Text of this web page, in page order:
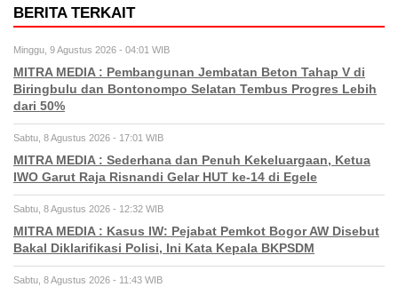
BERITA TERKAIT
Minggu, 9 Agustus 2026 - 04:01 WIB
MITRA MEDIA : Pembangunan Jembatan Beton Tahap V di
Biringbulu dan Bontonompo Selatan Tembus Progres Lebih
dari 50%
Sabtu, 8 Agustus 2026 - 17:01 WIB
MITRA MEDIA : Sederhana dan Penuh Kekeluargaan, Ketua
IWO Garut Raja Risnandi Gelar HUT ke-14 di Egele
Sabtu, 8 Agustus 2026 - 12:32 WIB
MITRA MEDIA : Kasus IW: Pejabat Pemkot Bogor AW Disebut
Bakal Diklarifikasi Polisi, Ini Kata Kepala BKPSDM
Sabtu, 8 Agustus 2026 - 11:43 WIB